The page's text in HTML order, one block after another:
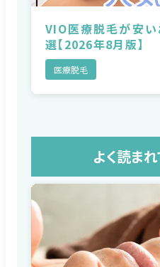
VIO医療脱毛が安い
選【2026年8月版】
医療脱毛
よく読ま